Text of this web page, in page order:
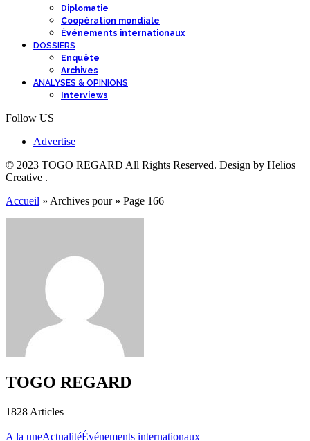
Diplomatie
Coopération mondiale
Événements internationaux
DOSSIERS
Enquête
Archives
ANALYSES & OPINIONS
Interviews
Follow US
Advertise
© 2023 TOGO REGARD All Rights Reserved. Design by Helios
Creative .
Accueil » Archives pour» Page 166
TOGO REGARD
1828 Articles
A la uneActualitéÉvénements internationaux